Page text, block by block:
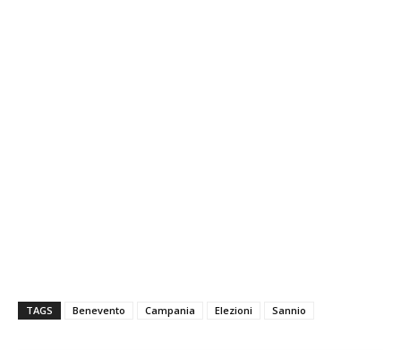
TAGS Benevento Campania Elezioni Sannio